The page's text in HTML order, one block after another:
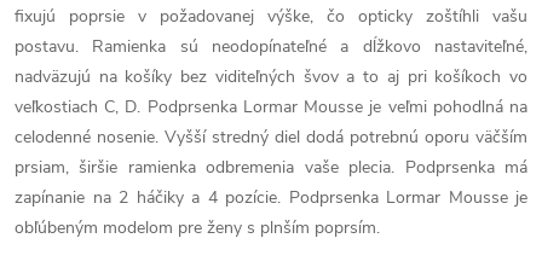
fixujú poprsie v požadovanej výške, čo opticky zoštíhli vašu
postavu. Ramienka sú neodopínateľné a dĺžkovo nastaviteľné,
nadväzujú na košíky bez viditeľných švov a to aj pri košíkoch vo
veľkostiach C, D. Podprsenka Lormar Mousse je veľmi pohodlná na
celodenné nosenie. Vyšší stredný diel dodá potrebnú oporu väčším
prsiam, širšie ramienka odbremenia vaše plecia. Podprsenka má
zapínanie na 2 háčiky a 4 pozície. Podprsenka Lormar Mousse je
obľúbeným modelom pre ženy s plnším poprsím.